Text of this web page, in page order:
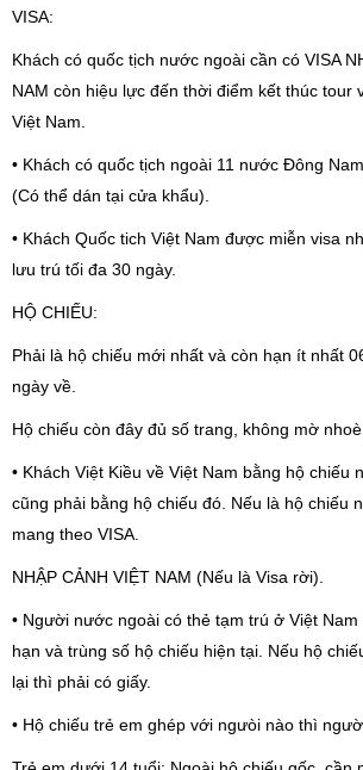
VISA:
Khách có quốc tịch nước ngoài cần có VISA
NAM còn hiệu lực đến thời điểm kết thúc tour
Việt Nam.
• Khách có quốc tịch ngoài 11 nước Đông
(Có thể dán tại cửa khẩu).
• Khách Quốc tich Việt Nam được miễn visa
lưu trú tối đa 30 ngày.
HỘ CHIẾU:
Phải là hộ chiếu mới nhất và còn hạn ít nhất
ngày về.
Hộ chiếu còn đây đủ số trang, không mờ
• Khách Việt Kiều về Việt Nam bằng hộ chiếu
cũng phải bằng hộ chiếu đó. Nếu là hộ chiếu
mang theo VISA.
NHẬP CẢNH VIỆT NAM (Nếu là Visa rời).
• Người nước ngoài có thẻ tạm trú ở Việt
hạn và trùng số hộ chiếu hiện tại. Nếu hộ
lại thì phải có giấy.
• Hộ chiếu trẻ em ghép với ngưòi nào thì